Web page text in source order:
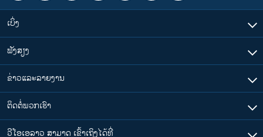
ເບິ່ງ
ຟັງສຽງ
ຂ່າວແລະລາຍງານ
ຕິດຕໍ່ພວກເຮົາ
ວີໂອເອລາວ ສາມາດ ເຂົ້າເຖິງໄດ້ທີ່